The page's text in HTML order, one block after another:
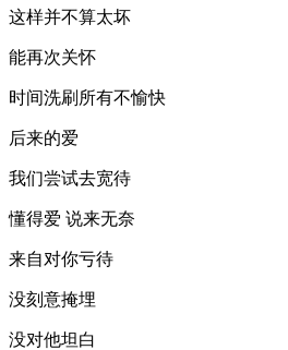
这样并不算太坏
能再次关怀
时间洗刷所有不愉快
后来的爱
我们尝试去宽待
懂得爱 说来无奈
来自对你亏待
没刻意掩埋
没对他坦白